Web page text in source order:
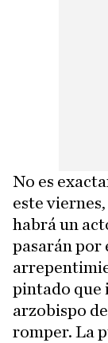
No es
este
habrá un
pasarán por
pintado que
arzobispo
romper. La